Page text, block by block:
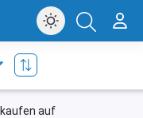
auf